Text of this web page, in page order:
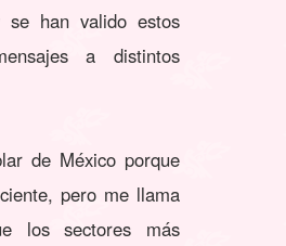
se han valido estos
a distintos
de México porque
pero me llama
los sectores más